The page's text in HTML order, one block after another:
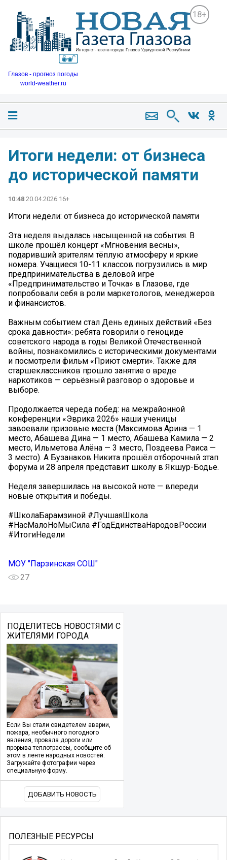
18+
Глазов - прогноз погоды
world-weather.ru
Итоги недели: от бизнеса
до исторической памяти
10:48 20.04.2026 16+
Итоги недели: от бизнеса до исторической памяти
Эта неделя выдалась насыщенной на события. В
школе прошёл концерт «Мгновения весны»,
подаривший зрителям тёплую атмосферу и яркие
номера. Учащиеся 10-11 классов погрузились в мир
предпринимательства в деловой игре
«Предпринимательство и Точка» в Глазове, где
попробовали себя в роли маркетологов, менеджеров
и финансистов.
Важным событием стал День единых действий «Без
срока давности»: ребята говорили о геноциде
советского народа в годы Великой Отечественной
войны, познакомились с историческими документами
и посмотрели фильм «Приют смерти». Также для
старшеклассников прошло занятие о вреде
наркотиков — серьёзный разговор о здоровье и
выборе.
Продолжается череда побед: на межрайонной
конференции «Эврика 2026» наши ученицы
завоевали призовые места (Максимова Арина — 1
место, Абашева Дина — 1 место, Абашева Камила — 2
место, Ильметова Алёна — 3 место, Поздеева Раиса —
3 место). А Бузанаков Никита прошёл отборочный этап
форума и 28 апреля представит школу в Якшур-Бодье.
Неделя завершилась на высокой ноте — впереди
новые открытия и победы.
#ШколаБарамзиной #ЛучшаяШкола
#НасМалоНоМыСила #ГодЕдинстваНародовРоссии
#ИтогиНедели
МОУ "Парзинская СОШ"
27
ПОДЕЛИТЕСЬ НОВОСТЯМИ С
ЖИТЕЛЯМИ ГОРОДА
Если Вы стали свидетелем аварии,
пожара, необычного погодного
явления, провала дороги или
прорыва теплотрассы, сообщите об
этом в ленте народных новостей.
Загружайте фотографии через
специальную форму.
ДОБАВИТЬ НОВОСТЬ
ПОЛЕЗНЫЕ РЕСУРСЫ